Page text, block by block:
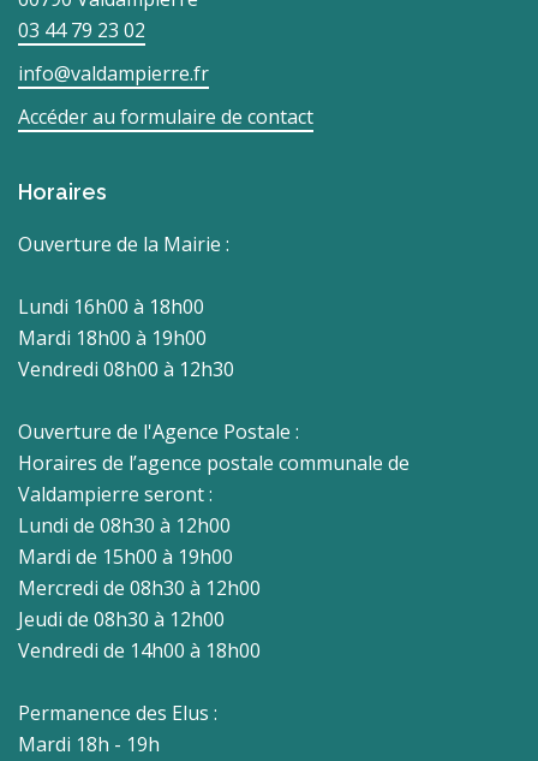
03 44 79 23 02
info@valdampierre.fr
Accéder au formulaire de contact
Horaires
Ouverture de la Mairie :
Lundi 16h00 à 18h00
Mardi 18h00 à 19h00
Vendredi 08h00 à 12h30
Ouverture de l'Agence Postale :
Horaires de l’agence postale communale de
Valdampierre seront :
Lundi de 08h30 à 12h00
Mardi de 15h00 à 19h00
Mercredi de 08h30 à 12h00
Jeudi de 08h30 à 12h00
Vendredi de 14h00 à 18h00
Permanence des Elus :
Mardi 18h - 19h